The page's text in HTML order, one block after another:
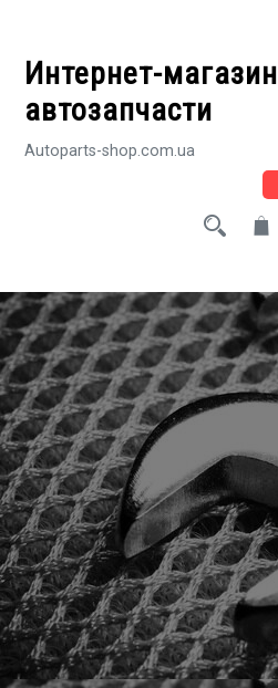
содержимому
Интернет-магазин
автозапчасти
Autoparts-shop.com.ua